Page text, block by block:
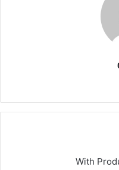
With